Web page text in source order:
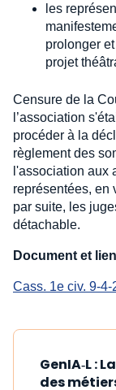
les
prolonger
projet
Censure de la
l’association
procéder à la
règlement des
l'association aux
représentées, en
par suite, les
détachable.
Document et
Cass. 1e civ. 9-4-
GenIA‑L :
des